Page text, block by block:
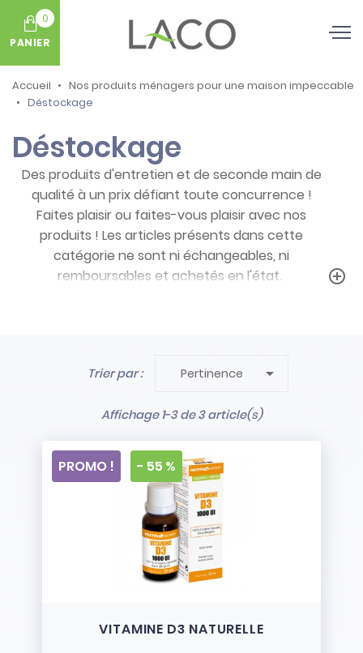
0
PANIER
Accueil
Nos produits ménagers pour une maison impeccable
Déstockage
Déstockage
Des produits d'entretien et de seconde main de
qualité à un prix défiant toute concurrence !
Faites plaisir ou faites-vous plaisir avec nos
produits ! Les articles présents dans cette
catégorie ne sont ni échangeables, ni
remboursables et achetés en l'état.
- Stock limité et non renouvelé
add_circle_outline
Trier par : Pertinence 
Affichage 1-3 de 3 article(s)
VITAMINE D3 NATURELLE
PROMO ! - 55 %